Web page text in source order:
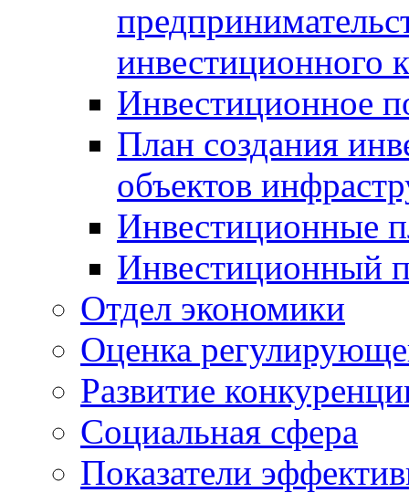
инвестиционного
Инвестиционное
План создания
объектов
Инвестиционные
Инвестиционный
Отдел экономики
Оценка
Развитие
Социальная сфера
Показатели